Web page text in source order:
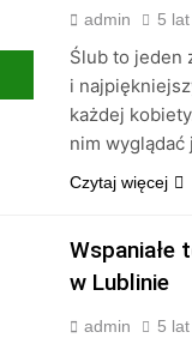
admin 5
Ślub to jeden
i
każdej
nim wyglądać
Czytaj więcej
Wspaniałe
w Lublinie
admin 5